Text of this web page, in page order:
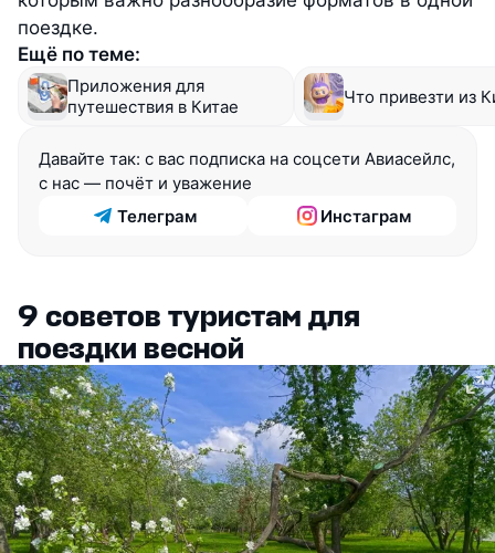
поездке.
Ещё по теме:
Приложения для
путешествия в Китае
Что привезти из
Давайте так: с вас подписка на соцсети Авиасейлс,
с нас — почёт и уважение
Телеграм
Инстаграм
9 советов туристам для
поездки весной